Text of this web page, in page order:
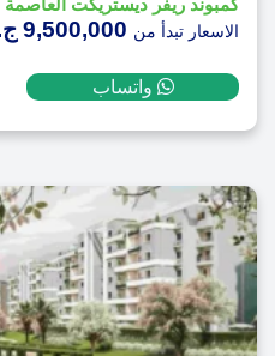
الاسعار تبدأ من
واتساب